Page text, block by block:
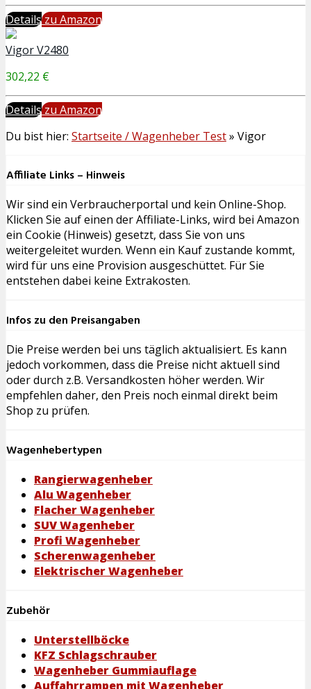
Detailszu Amazon
Vigor V2480
302,22 €
Detailszu Amazon
Du bist hier: Startseite / Wagenheber Test» Vigor
Affiliate Links – Hinweis
Wir sind ein Verbraucherportal und kein Online-Shop.
Klicken Sie auf einen der Affiliate-Links, wird bei Amazon
ein Cookie (Hinweis) gesetzt, dass Sie von uns
weitergeleitet wurden. Wenn ein Kauf zustande kommt,
wird für uns eine Provision ausgeschüttet. Für Sie
entstehen dabei keine Extrakosten.
Infos zu den Preisangaben
Die Preise werden bei uns täglich aktualisiert. Es kann
jedoch vorkommen, dass die Preise nicht aktuell sind
oder durch z.B. Versandkosten höher werden. Wir
empfehlen daher, den Preis noch einmal direkt beim
Shop zu prüfen.
Wagenhebertypen
Rangierwagenheber
Alu Wagenheber
Flacher Wagenheber
SUV Wagenheber
Profi Wagenheber
Scherenwagenheber
Elektrischer Wagenheber
Zubehör
Unterstellböcke
KFZ Schlagschrauber
Wagenheber Gummiauflage
Auffahrrampen mit Wagenheber